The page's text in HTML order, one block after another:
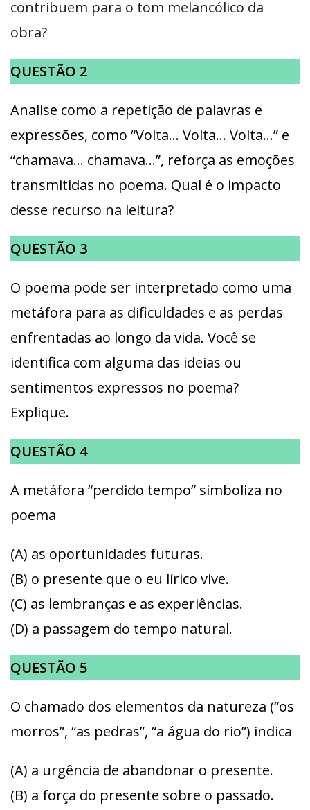
contribuem para o tom melancólico da
obra?
QUESTÃO 2
Analise como a repetição de palavras e
expressões, como “Volta… Volta… Volta…” e
“chamava… chamava…”, reforça as emoções
transmitidas no poema. Qual é o impacto
desse recurso na leitura?
QUESTÃO 3
O poema pode ser interpretado como uma
metáfora para as dificuldades e as perdas
enfrentadas ao longo da vida. Você se
identifica com alguma das ideias ou
sentimentos expressos no poema?
Explique.
QUESTÃO 4
A metáfora “perdido tempo” simboliza no
poema
(A) as oportunidades futuras.
(B) o presente que o eu lírico vive.
(C) as lembranças e as experiências.
(D) a passagem do tempo natural.
QUESTÃO 5
O chamado dos elementos da natureza (“os
morros”, “as pedras”, “a água do rio”) indica
(A) a urgência de abandonar o presente.
(B) a força do presente sobre o passado.